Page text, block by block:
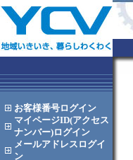
お客様番号ログイン
マイページID(アクセス
ナンバー)ログイン
メールアドレス ログイ
ン